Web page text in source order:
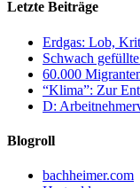
Letzte Beiträge
Erdgas: Lob,
Schwach
60.000
“Klima”: Zur
D:
Blogroll
bachheimer.com